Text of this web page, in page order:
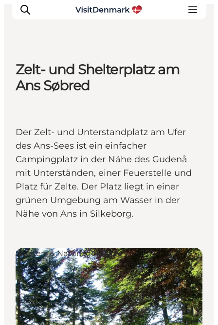
Inspiration
Reiseplanung
Zelt- und Shelterplatz am
Ans Søbred
Der Zelt- und Unterstandplatz am Ufer
des Ans-Sees ist ein einfacher
Campingplatz in der Nähe des Gudenå
mit Unterständen, einer Feuerstelle und
Platz für Zelte. Der Platz liegt in einer
grünen Umgebung am Wasser in der
Nähe von Ans in Silkeborg.
Shelters & Naturlagerplätze